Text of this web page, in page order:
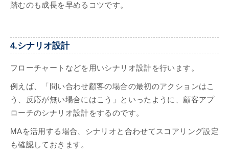
踏むのも成長を早めるコツです。
4.シナリオ設計
フローチャートなどを用いシナリオ設計を行います。
例えば、「問い合わせ顧客の場合の最初のアクションはこ
う、反応が無い場合にはこう」といったように、顧客アプ
ローチのシナリオ設計をするのです。
MAを活用する場合、シナリオと合わせてスコアリング設定
も確認しておきます。